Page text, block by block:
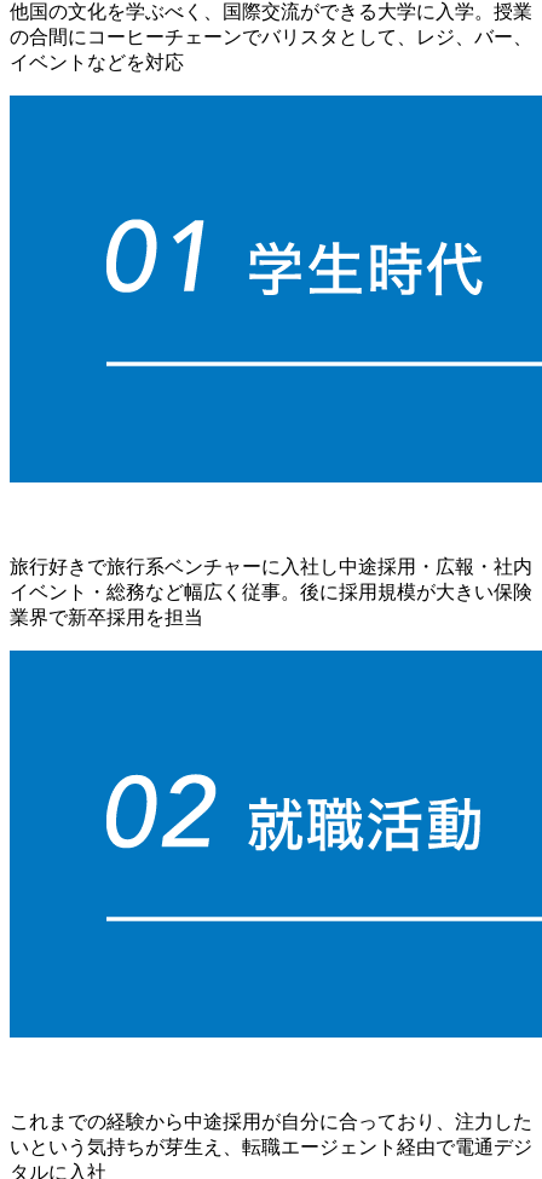
他国の文化を学ぶべく、国際交流ができる大学に入学。授業
の合間にコーヒーチェーンでバリスタとして、レジ、バー、
イベントなどを対応
旅行好きで旅行系ベンチャーに入社し中途採用・広報・社内
イベント・総務など幅広く従事。後に採用規模が大きい保険
業界で新卒採用を担当
これまでの経験から中途採用が自分に合っており、注力した
いという気持ちが芽生え、転職エージェント経由で電通デジ
タルに入社